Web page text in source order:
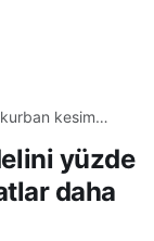
kesim
fiyatlar daha
yüzde
daha